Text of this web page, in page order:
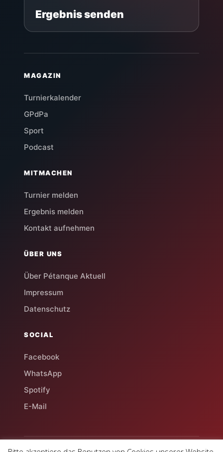
Ergebnis senden
MAGAZIN
Turnierkalender
GPdPa
Sport
Podcast
MITMACHEN
Turnier melden
Ergebnis melden
Kontakt aufnehmen
ÜBER UNS
Über Pétanque Aktuell
Impressum
Datenschutz
SOCIAL
Facebook
WhatsApp
Spotify
E-Mail